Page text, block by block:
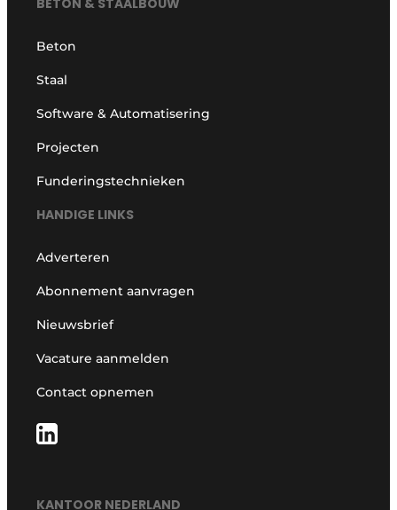
Beton
Staal
Software & Automatisering
Projecten
Funderingstechnieken
HANDIGE LINKS
Adverteren
Abonnement aanvragen
Nieuwsbrief
Vacature aanmelden
Contact opnemen
KANTOOR NEDERLAND